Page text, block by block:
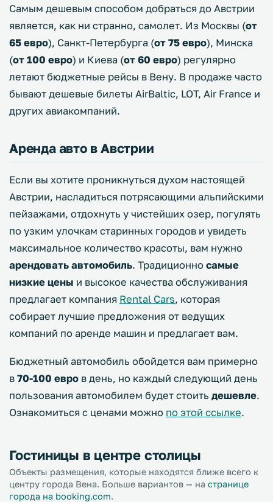
Самым дешевым способом добраться до Австрии
является, как ни странно, самолет. Из Москвы (от
65 евро), Санкт-Петербурга (от 75 евро), Минска
(от 100 евро) и Киева (от 60 евро) регулярно
летают бюджетные рейсы в Вену. В продаже часто
бывают дешевые билеты AirBaltic, LOT, Air France и
других авиакомпаний.
Аренда авто в Австрии
Если вы хотите проникнуться духом настоящей
Австрии, насладиться потрясающими альпийскими
пейзажами, отдохнуть у чистейших озер, погулять
по узким улочкам старинных городов и увидеть
максимальное количество красоты, вам нужно
арендовать автомобиль. Традиционно самые
низкие цены и высокое качества обслуживания
предлагает компания Rental Cars, которая
собирает лучшие предложения от ведущих
компаний по аренде машин и предлагает вам.
Бюджетный автомобиль обойдется вам примерно
в 70-100 евро в день, но каждый следующий день
пользования автомобилем будет стоить дешевле.
Ознакомиться с ценами можно по этой ссылке.
Гостиницы в центре столицы
Объекты размещения, которые находятся ближе всего к
центру города Вена. Больше вариантов — на странице
города на booking.com.